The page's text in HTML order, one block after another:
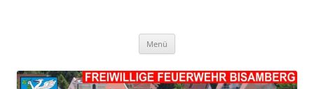
Menü